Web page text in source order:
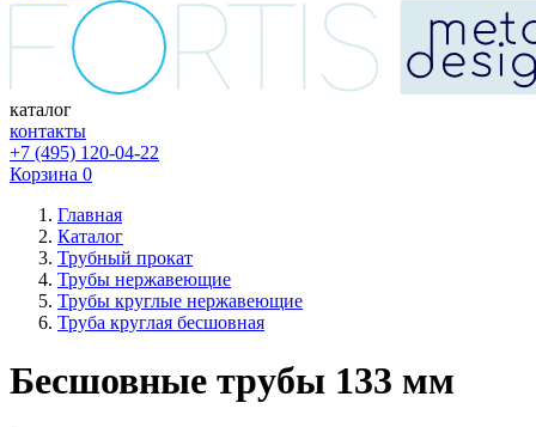
каталог
контакты
+7 (495) 120-04-22
Корзина 0
Главная
Каталог
Трубный прокат
Трубы нержавеющие
Трубы круглые нержавеющие
Труба круглая бесшовная
Бесшовные трубы 133 мм